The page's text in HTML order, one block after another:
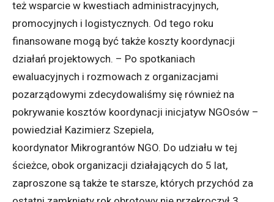
też wsparcie w kwestiach administracyjnych,
promocyjnych i logistycznych. Od tego roku
finansowane mogą być także koszty koordynacji
działań projektowych. – Po spotkaniach
ewaluacyjnych i rozmowach z organizacjami
pozarządowymi zdecydowaliśmy się również na
pokrywanie kosztów koordynacji inicjatyw NGOsów –
powiedział Kazimierz Szepiela,
koordynator Mikrograntów NGO. Do udziału w tej
ścieżce, obok organizacji działających do 5 lat,
zaproszone są także te starsze, których przychód za